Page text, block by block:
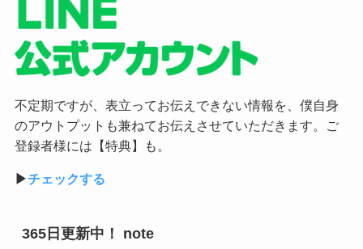
不定期ですが、表立ってお伝えできない情報を、僕自身
のアウトプットも兼ねてお伝えさせていただきます。ご
登録者様には【特典】も。
▶︎チェックする
365日更新中！ note